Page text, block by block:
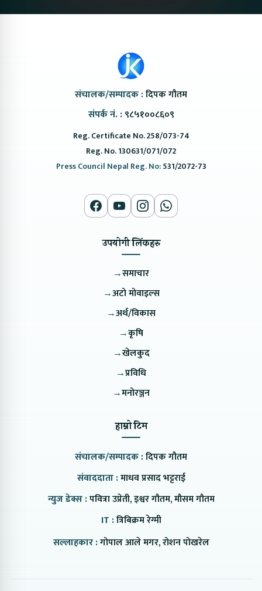
संचालक/सम्पादक :दिपक गौतम
संपर्क नं. : ९८५१००८६०९
Reg. Certificate No. 258/073-74
Reg. No. 130631/071/072
Press Council Nepal Reg. No:531/2072-73
उपयोगी लिंकहरु
→समाचार
→अटो मोवाइल्स
→अर्थ/विकास
→कृषि
→खेलकुद
→प्रविधि
→मनोरञ्जन
हाम्रो टिम
संचालक/सम्पादक :दिपक गौतम
संवाददाता :माधव प्रसाद भट्टराई
न्युज डेक्स :पवित्रा उप्रेती, इश्वर गौतम, मौसम गौतम
IT :त्रिबिक्रम रेग्मी
सल्लाहकार :गोपाल आले मगर, रोशन पोखरेल